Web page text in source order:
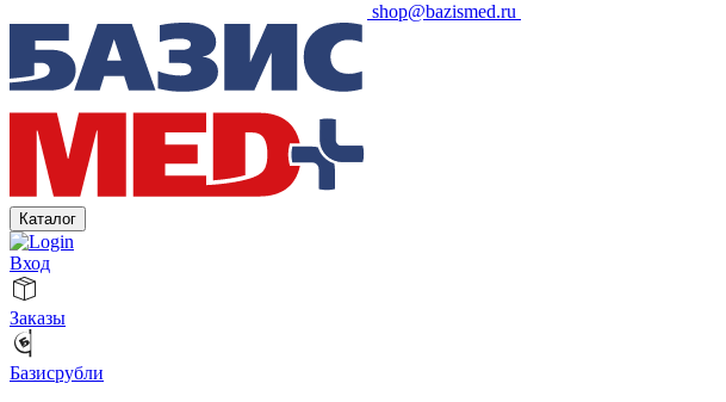
shop@bazismed.ru
Каталог
Вход
Заказы
Базисрубли